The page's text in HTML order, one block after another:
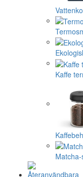
Kaffe